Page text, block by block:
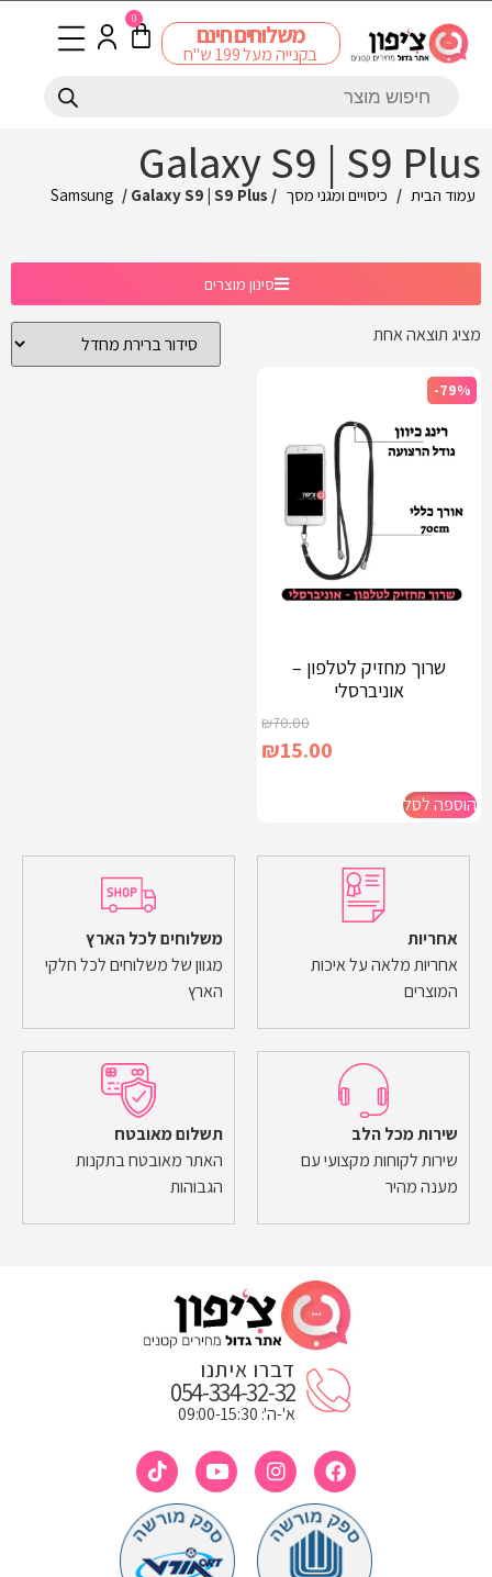
משלוחים חינם
בקנייה מעל 199 ש"ח
0
Galaxy S9 | S9 Plus
עמוד הבית / כיסויים ומגני מסך /
Samsung / Galaxy S9 | S9 Plus
סינון מוצרים
מציג תוצאה אחת
-79%
שרוך מחזיק לטלפון –
אוניברסלי
₪70.00
₪15.00
הוספה לסל
אחריות
אחריות מלאה על איכות
המוצרים
משלוחים לכל הארץ
מגוון של משלוחים לכל חלקי
הארץ
שירות מכל הלב
שירות לקוחות מקצועי עם
מענה מהיר
תשלום מאובטח
האתר מאובטח בתקנות
הגבוהות
דברו איתנו
054-334-32-32
א'-ה': 09:00-15:30